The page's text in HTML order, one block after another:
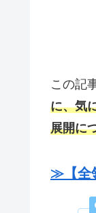
この記
に、気
展開に
≫【全